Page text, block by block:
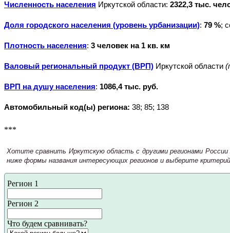
Численность населения Иркутской области: 2322,3 тыс.
Доля городского населения (уровень урбанизации): 79 %;
Плотность населения: 3 человек на 1 кв. км
Валовый региональный продукт (ВРП) Иркутской области
ВРП на душу населения: 1086,4 тыс. руб.
Автомобильный код(ы) региона: 38; 85; 138
***
Хотите сравнить Иркутскую область с другими регионами
ниже формы названия интересующих регионов и выберите критерий
Регион 1
Регион 2
Что будем сравнивать?